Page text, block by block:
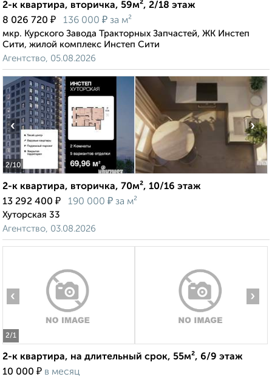
2-к квартира, вторичка, 59м², 2/18 этаж
8 026 720 ₽ 136 000 ₽ за м²
мкр. Курского Завода Тракторных Запчастей, ЖК Инстеп
Сити, жилой комплекс Инстеп Сити
Агентство, 05.08.2026
2/10
‹ ›
2-к квартира, вторичка, 70м², 10/16 этаж
13 292 400 ₽ 190 000 ₽ за м²
Хуторская 33
Агентство, 03.08.2026
2/1
‹ ›
2-к квартира, на длительный срок, 55м², 6/9 этаж
10 000 ₽ в месяц